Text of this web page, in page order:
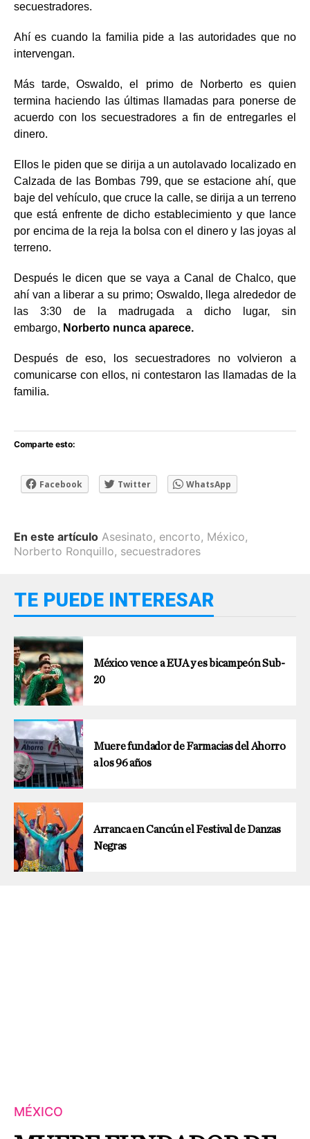
secuestradores.
Ahí es cuando la familia pide a las autoridades que no
intervengan.
Más tarde, Oswaldo, el primo de Norberto es quien
termina haciendo las últimas llamadas para ponerse de
acuerdo con los secuestradores a fin de entregarles el
dinero.
Ellos le piden que se dirija a un autolavado localizado en
Calzada de las Bombas 799, que se estacione ahí, que
baje del vehículo, que cruce la calle, se dirija a un terreno
que está enfrente de dicho establecimiento y que lance
por encima de la reja la bolsa con el dinero y las joyas al
terreno.
Después le dicen que se vaya a Canal de Chalco, que
ahí van a liberar a su primo; Oswaldo, llega alrededor de
las 3:30 de la madrugada a dicho lugar, sin
embargo, Norberto nunca aparece.
Después de eso, los secuestradores no volvieron a
comunicarse con ellos, ni contestaron las llamadas de la
familia.
Comparte esto:
Facebook Twitter WhatsApp
En este artículo Asesinato, encorto, México,
Norberto Ronquillo, secuestradores
TE PUEDE INTERESAR
México vence a EUA y es bicampeón Sub-
20
Muere fundador de Farmacias del Ahorro
a los 96 años
Arranca en Cancún el Festival de Danzas
Negras
MÉXICO